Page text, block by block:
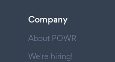
Company
About POWR
We're hiring!